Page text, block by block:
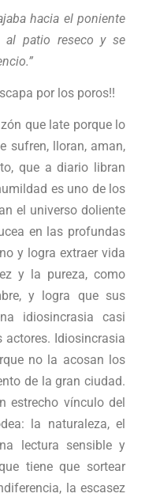
hacia el poniente
al patio reseco y se
por los poros!!
que late porque lo
sufren, lloran, aman,
que a diario libran
es uno de los
el universo doliente
en las profundas
y logra extraer vida
y la pureza, como
y logra que sus
idiosincrasia casi
actores. Idiosincrasia
no la acosan los
de la gran ciudad.
estrecho vínculo del
la naturaleza, el
lectura sensible y
tiene que sortear
la escasez